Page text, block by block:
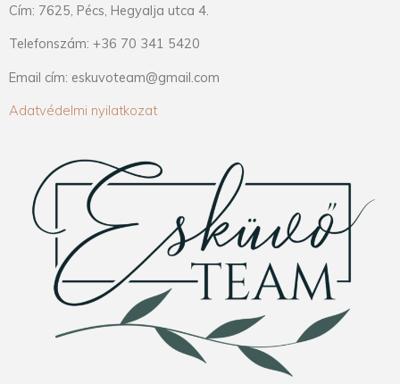
Cím: 7625, Pécs, Hegyalja utca 4.
Telefonszám: +36 70 341 5420
Email cím: eskuvoteam@gmail.com
Adatvédelmi nyilatkozat